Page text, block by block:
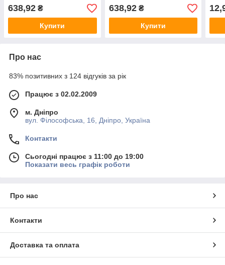
638,92 ₴
Купити
638,92₴
Купити
Про нас
83% позитивних з 124 відгуків за рік
Працює з 02.02.2009
м. Дніпро
вул. Філософська, 16, Дніпро, Україна
Контакти
Сьогодні працює з 11:00 до 19:00
Показати весь графік роботи
Про нас
Контакти
Доставка та оплата